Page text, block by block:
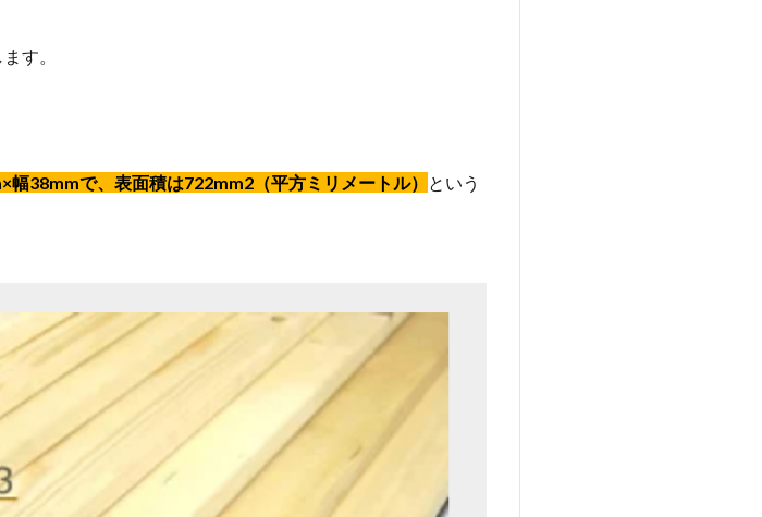
す。
38mmで、表面積は722mm2（平方ミリメートル） という